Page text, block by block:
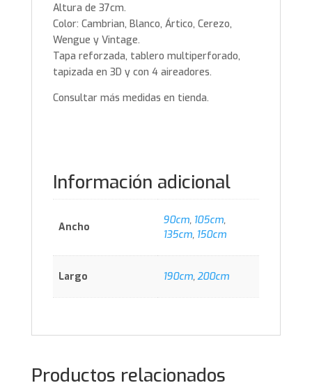
Altura de 37cm.
Color: Cambrian, Blanco, Ártico, Cerezo,
Wengue y Vintage.
Tapa reforzada, tablero multiperforado,
tapizada en 3D y con 4 aireadores.
Consultar más medidas en tienda.
Información adicional
Ancho
90cm, 105cm,
135cm, 150cm
Largo 190cm,200cm
Productos relacionados